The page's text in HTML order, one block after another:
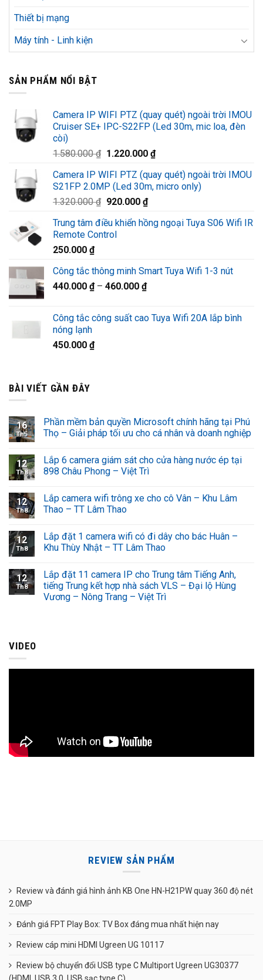
Thiết bị mạng
Máy tính - Linh kiện
SẢN PHẨM NỔI BẬT
Camera IP WIFI PTZ (quay quét) ngoài trời IMOU
Cruiser SE+ IPC-S22FP (Led 30m, mic loa, đèn
còi)
1.580.000₫ Giá
là:
1.580.000 ₫.
1.220.000 ₫Giá
tại
là:
Camera IP WIFI PTZ (quay quét) ngoài trời IMOU
S21FP 2.0MP (Led 30m, micro only)
1.320.000₫ Giá
là:
1.320.000 ₫.
920.000 ₫Giá
tại
Trung tâm điều khiển hồng ngoại Tuya S06 Wifi IR
Remote Control
250.000 ₫
Công tắc thông minh Smart Tuya Wifi 1-3 nút
440.000 ₫– 460.000 ₫
Công tắc công suất cao Tuya Wifi 20A lắp bình
nóng lạnh
450.000 ₫
BÀI VIẾT GẦN ĐÂY
16
Th5
Phần mềm bản quyền Microsoft chính hãng tại Phú
Thọ – Giải pháp tối ưu cho cá nhân và doanh nghiệp
12
Th8
Lắp 6 camera giám sát cho cửa hàng nước ép tại
898 Châu Phong – Việt Trì
12
Th8
Lắp camera wifi trông xe cho cô Vân – Khu Lâm
Thao – TT Lâm Thao
12
Th8
Lắp đặt 1 camera wifi có đi dây cho bác Huân –
Khu Thùy Nhật – TT Lâm Thao
12
Th8
Lắp đặt 11 camera IP cho Trung tâm Tiếng Anh,
tiếng Trung kết hợp nhà sách VLS – Đại lộ Hùng
Vương – Nông Trang – Việt Trì
VIDEO
REVIEW SẢN PHẨM
Review và đánh giá hình ảnh KB One HN-H21PW quay 360 độ nét
2.0MP
Đánh giá FPT Play Box: TV Box đáng mua nhất hiện nay
Review cáp mini HDMI Ugreen UG 10117
Review bộ chuyển đổi USB type C Multiport Ugreen UG30377